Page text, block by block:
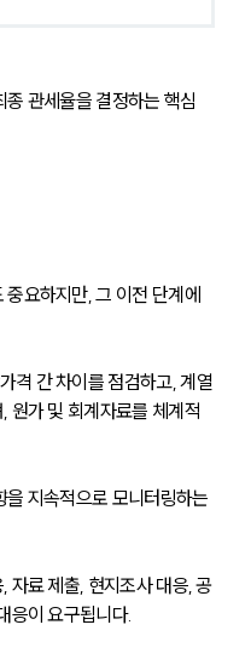
관세율을 결정하는 핵심
요하지만, 그 이전 단계에
격 간 차이를 점검하고, 계열
원가 및 회계자료를 체계적
지속적으로 모니터링하는
자료 제출, 현지조사 대응, 공
응이 요구됩니다.